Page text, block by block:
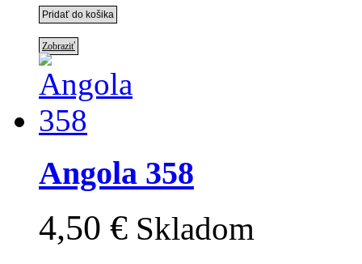
Zobraziť
Angola 358
4,50 € Skladom